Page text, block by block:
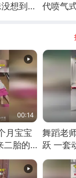
想到是
代喷气
00:14
月宝宝
二胎的
舞蹈老
跃 一套
奏感拉
到又舞